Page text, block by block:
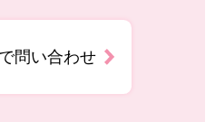
問い合わせ